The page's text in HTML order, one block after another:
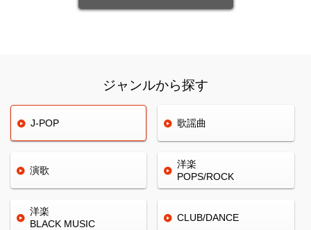
ジャンルから探す
J-POP 歌謡曲
演歌
洋楽
POPS/ROCK
洋楽
BLACK MUSIC
CLUB/DANCE